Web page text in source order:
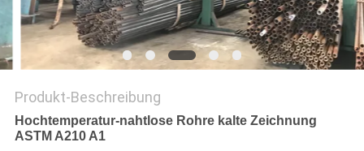
Produkt-Beschreibung
Hochtemperatur-nahtlose Rohre kalte Zeichnung
ASTM A210 A1